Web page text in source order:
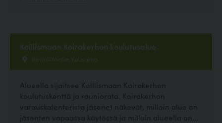
Koillismaan Koirakerhon koulutusalue
Raviradantie, Kuusamo
Alueella sijaitsee Koillismaan Koirakerhon
koulutuskenttä ja rauniorata. Koirakerhon
varauskalenterista jäsenet näkevät, milloin alue on
jäsenten vapaassa käytössä ja milloin alueella on...